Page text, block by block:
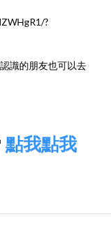
?
識的朋友也可以去
點我點我